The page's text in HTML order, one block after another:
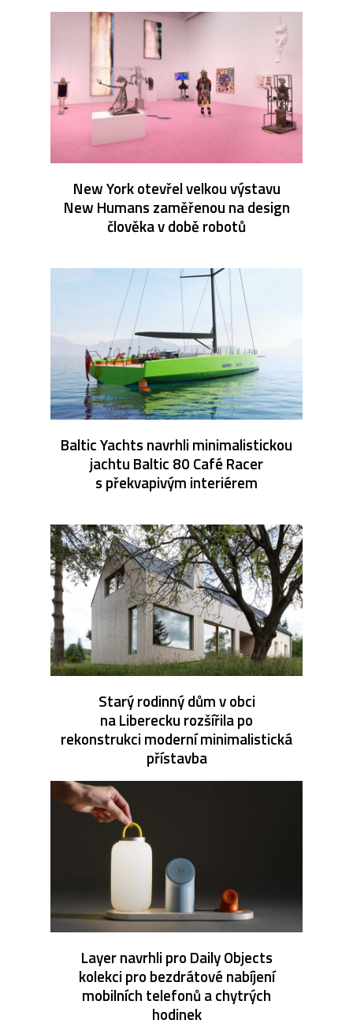
New York otevřel velkou výstavu
New Humans zaměřenou na design
člověka v době robotů
Baltic Yachts navrhli minimalistickou
jachtu Baltic 80 Café Racer
s překvapivým interiérem
Starý rodinný dům v obci
na Liberecku rozšířila po
rekonstrukci moderní minimalistická
přístavba
Layer navrhli pro Daily Objects
kolekci pro bezdrátové nabíjení
mobilních telefonů a chytrých
hodinek